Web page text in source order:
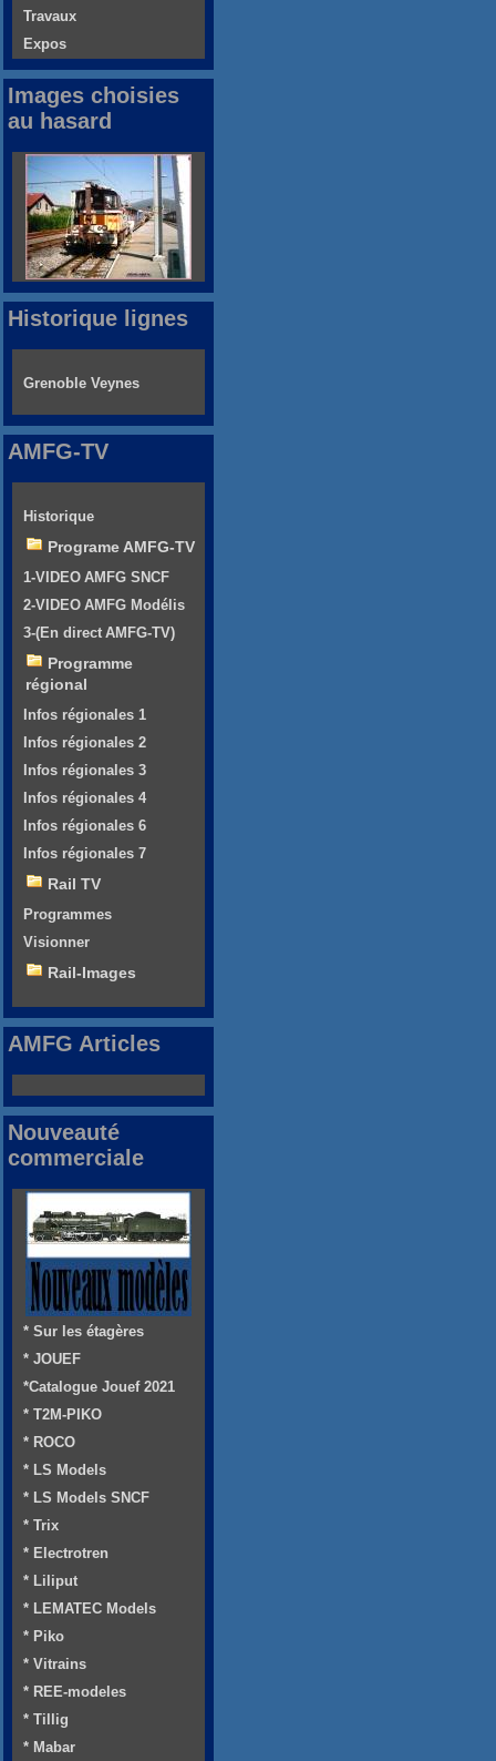
Travaux
Expos
Images choisies
au hasard
Historique lignes
Grenoble Veynes
AMFG-TV
Historique
Programe AMFG-TV
1-VIDEO AMFG SNCF
2-VIDEO AMFG Modélis
3-(En direct AMFG-TV)
Programme
régional
Infos régionales 1
Infos régionales 2
Infos régionales 3
Infos régionales 4
Infos régionales 6
Infos régionales 7
Rail TV
Programmes
Visionner
Rail-Images
AMFG Articles
Nouveauté
commerciale
* Sur les étagères
* JOUEF
*Catalogue Jouef 2021
* T2M-PIKO
* ROCO
* LS Models
* LS Models SNCF
* Trix
* Electrotren
* Liliput
* LEMATEC Models
* Piko
* Vitrains
* REE-modeles
* Tillig
* Mabar